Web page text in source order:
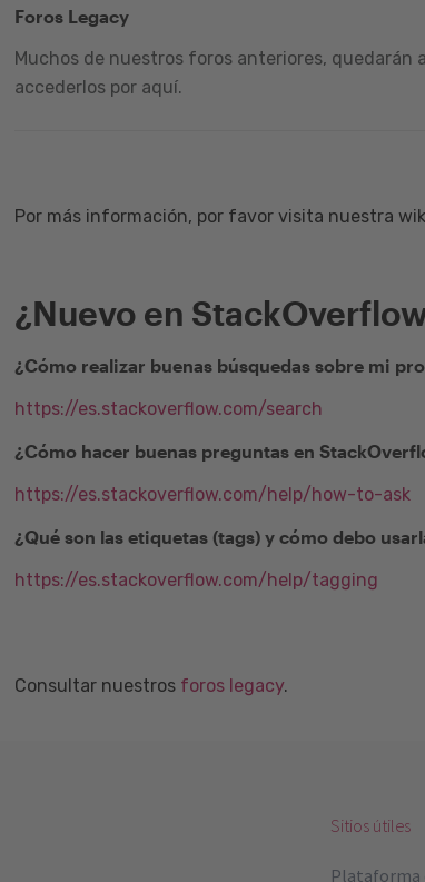
Foros Legacy
Muchos de nuestros foros anteriores, quedarán
accederlos por aquí.
Por más información, por favor visita nuestra
¿Nuevo en
¿Cómo realizar buenas búsquedas sobre mi
https://es.stackoverflow.com/search
¿Cómo hacer buenas preguntas en
https://es.stackoverflow.com/help/how-to-ask
¿Qué son las etiquetas (tags) y cómo debo
https://es.stackoverflow.com/help/tagging
Consultar nuestros foros legacy.
Sitios útiles
Plataforma